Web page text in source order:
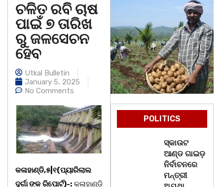
ଚଳିତ ରବି ଚାଷ
ପାଇଁ ୭ ତାରିଖ
ରୁ ଜଳସେଚନ
ହେବ
Utkal Bulletin
January 5, 2025
No Comments
କଳାହାଣ୍ଡି,୫|୧(ପ୍ୟାରିଲାଲ
ଦୁର୍ଗା ଙ୍କ ରିପୋର୍ଟ)-:କଳାହାଣ୍ଡି
POLITICS
ସ୍କାଉଟ
ଆଣ୍ଡ ଗାଇଡ଼
ନିର୍ବାଚନରେ
ମନ୍ତ୍ରୀ